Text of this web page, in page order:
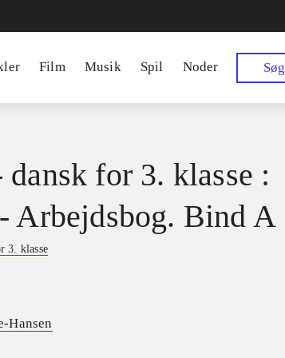
Film Musik Spil Noder Søg
dansk for 3. klasse :
Arbejdsbog. Bind A
3. klasse
Hansen